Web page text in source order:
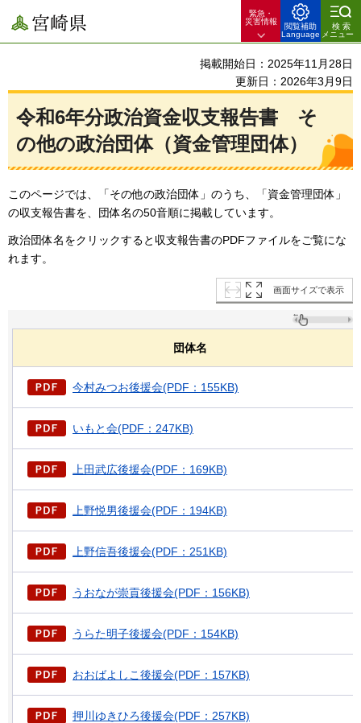
宮崎県
緊急・
災害情報
閲覧補助
Language
検索
メニュー
掲載開始日：2025年11月28日
更新日：2026年3月9日
令和6年分政治資金収支報告書
そ
の他の政治団体（資金管理団体）
このページでは、「その他の政治団体」のうち、「資金管理団体」
の収支報告書を、団体名の50音順に掲載しています。
政治団体名をクリックすると収支報告書のPDFファイルをご覧にな
れます。
画面サイズで表示
団体名
今村みつお後援会(PDF：155KB)
いもと会(PDF：247KB)
上田武広後援会(PDF：169KB)
上野悦男後援会(PDF：194KB)
上野信吾後援会(PDF：251KB)
うおなが崇貢後援会(PDF：156KB)
うらた明子後援会(PDF：154KB)
おおばよしこ後援会(PDF：157KB)
押川ゆきひろ後援会(PDF：257KB)